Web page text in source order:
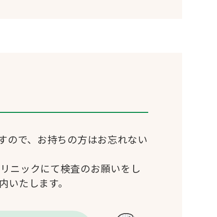
ので、お持ちの方はお忘れない
ニックにて検査のお願いをし
たします。